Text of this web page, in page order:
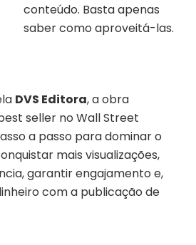
conteúdo. Basta apenas
saber como aproveitá-las.
DVS Editora, a obra
seller no Wall Street
a passo para dominar o
mais visualizações,
garantir engajamento e,
com a publicação de